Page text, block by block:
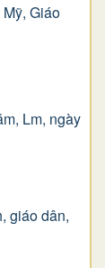
Giáo
Lm, ngày
giáo dân,